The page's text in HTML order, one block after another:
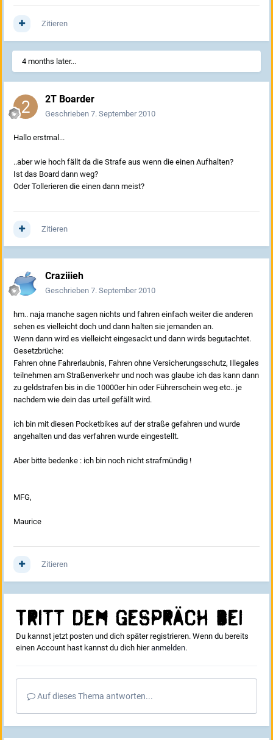
Zitieren
4 months later...
2T Boarder
Geschrieben 7. September 2010
Hallo erstmal...
..aber wie hoch fällt da die Strafe aus wenn die einen Aufhalten?
Ist das Board dann weg?
Oder Tollerieren die einen dann meist?
Zitieren
Craziiieh
Geschrieben 7. September 2010
hm.. naja manche sagen nichts und fahren einfach weiter die anderen
sehen es vielleicht doch und dann halten sie jemanden an.
Wenn dann wird es vielleicht eingesackt und dann wirds begutachtet.
Gesetzbrüche:
Fahren ohne Fahrerlaubnis, Fahren ohne Versicherungsschutz, Illegales
teilnehmen am Straßenverkehr und noch was glaube ich das kann dann
zu geldstrafen bis in die 10000er hin oder Führerschein weg etc.. je
nachdem wie dein das urteil gefällt wird.
ich bin mit diesen Pocketbikes auf der straße gefahren und wurde
angehalten und das verfahren wurde eingestellt.
Aber bitte bedenke : ich bin noch nicht strafmündig !
MFG,
Maurice
Zitieren
Tritt dem Gespräch bei
Du kannst jetzt posten und dich später registrieren. Wenn du bereits
einen Account hast kannst du dich hieranmelden.
Auf dieses Thema antworten...